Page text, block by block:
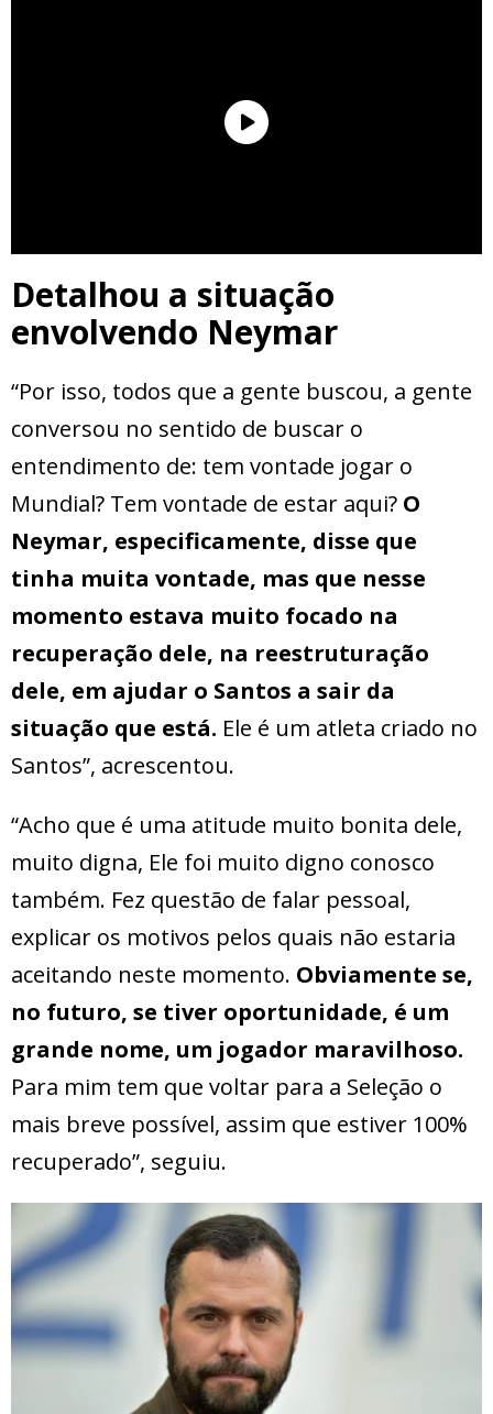
Detalhou a situação
envolvendo Neymar
“Por isso, todos que a gente buscou, a gente
conversou no sentido de buscar o
entendimento de: tem vontade jogar o
Mundial? Tem vontade de estar aqui? O
Neymar, especificamente, disse que
tinha muita vontade, mas que nesse
momento estava muito focado na
recuperação dele, na reestruturação
dele, em ajudar o Santos a sair da
situação que está. Ele é um atleta criado no
Santos”, acrescentou.
“Acho que é uma atitude muito bonita dele,
muito digna, Ele foi muito digno conosco
também. Fez questão de falar pessoal,
explicar os motivos pelos quais não estaria
aceitando neste momento. Obviamente se,
no futuro, se tiver oportunidade, é um
grande nome, um jogador maravilhoso.
Para mim tem que voltar para a Seleção o
mais breve possível, assim que estiver 100%
recuperado”, seguiu.